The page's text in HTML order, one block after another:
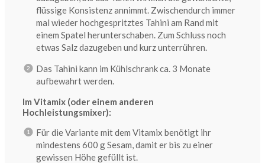
flüssige Konsistenz annimmt. Zwischendurch immer
mal wieder hochgespritztes Tahini am Rand mit
einem Spatel herunterschaben. Zum Schluss noch
etwas Salz dazugeben und kurz unterrühren.
Das Tahini kann im Kühlschrank ca. 3 Monate
aufbewahrt werden.
Im Vitamix (oder einem anderen
Hochleistungsmixer):
Für die Variante mit dem Vitamix benötigt ihr
mindestens 600 g Sesam, damit er bis zu einer
gewissen Höhe gefüllt ist.